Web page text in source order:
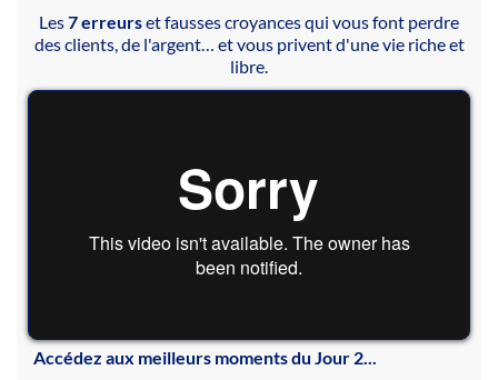
Les7 erreurset fausses croyances qui vous font perdre
des clients, de l'argent… et vous privent d'une vie riche et
libre.
Accédez aux meilleurs moments du Jour 2...